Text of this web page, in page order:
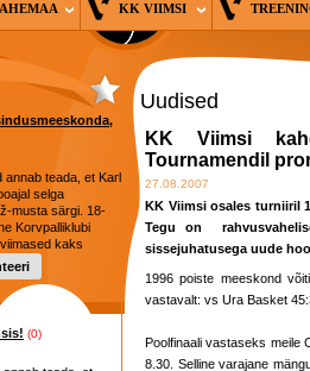
KK VIIMSI
annab teada, et Karl
selga
musta särgi. 18-
Korvpalliklubi
kaks
(0)
Uudised
KK Viimsi
Tournamendil
27.08.2007
KK Viimsi osales turniiril
Tegu on
sissejuhatusega uude
1996 poiste meeskond
vastavalt: vs Ura Basket
Poolfinaali vastaseks meile
8.30. Selline varajane